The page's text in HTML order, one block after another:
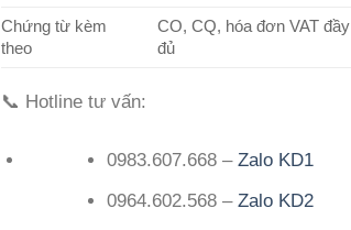
Chứng từ kèm
theo
CO, CQ, hóa đơn VAT đầy
đủ
📞 Hotline tư vấn:
0983.607.668 – Zalo KD1
0964.602.568 – Zalo KD2